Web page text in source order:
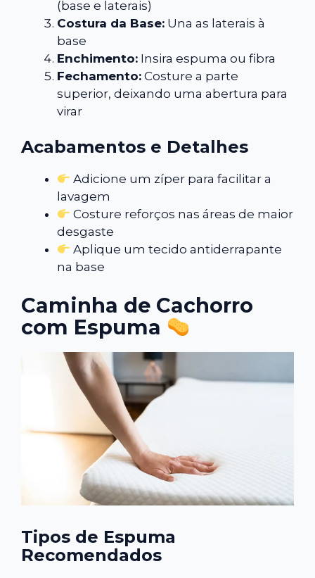
(base e laterais)
Costura da Base: Una as laterais à
base
Enchimento: Insira espuma ou fibra
Fechamento: Costure a parte
superior, deixando uma abertura para
virar
Acabamentos e Detalhes
Adicione um zíper para facilitar a
lavagem
Costure reforços nas áreas de maior
desgaste
Aplique um tecido antiderrapante
na base
Caminha de Cachorro
com Espuma
Tipos de Espuma
Recomendados